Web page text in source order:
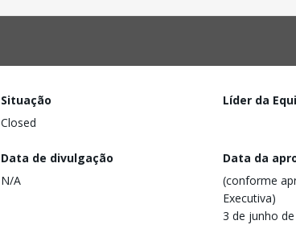
Situação
Closed
Líder da
Data de divulgação
N/A
Data da
(conforme
Executiva)
3 de junho